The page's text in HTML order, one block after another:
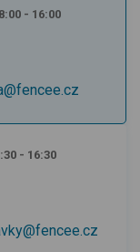
- 16:00
- 16:30